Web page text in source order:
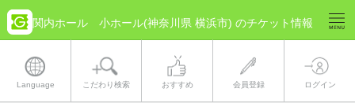
関内ホール 小ホール(神奈川県 横浜市) のチケット情報
Language こだわり検索 おすすめ 会員登録 ログイン